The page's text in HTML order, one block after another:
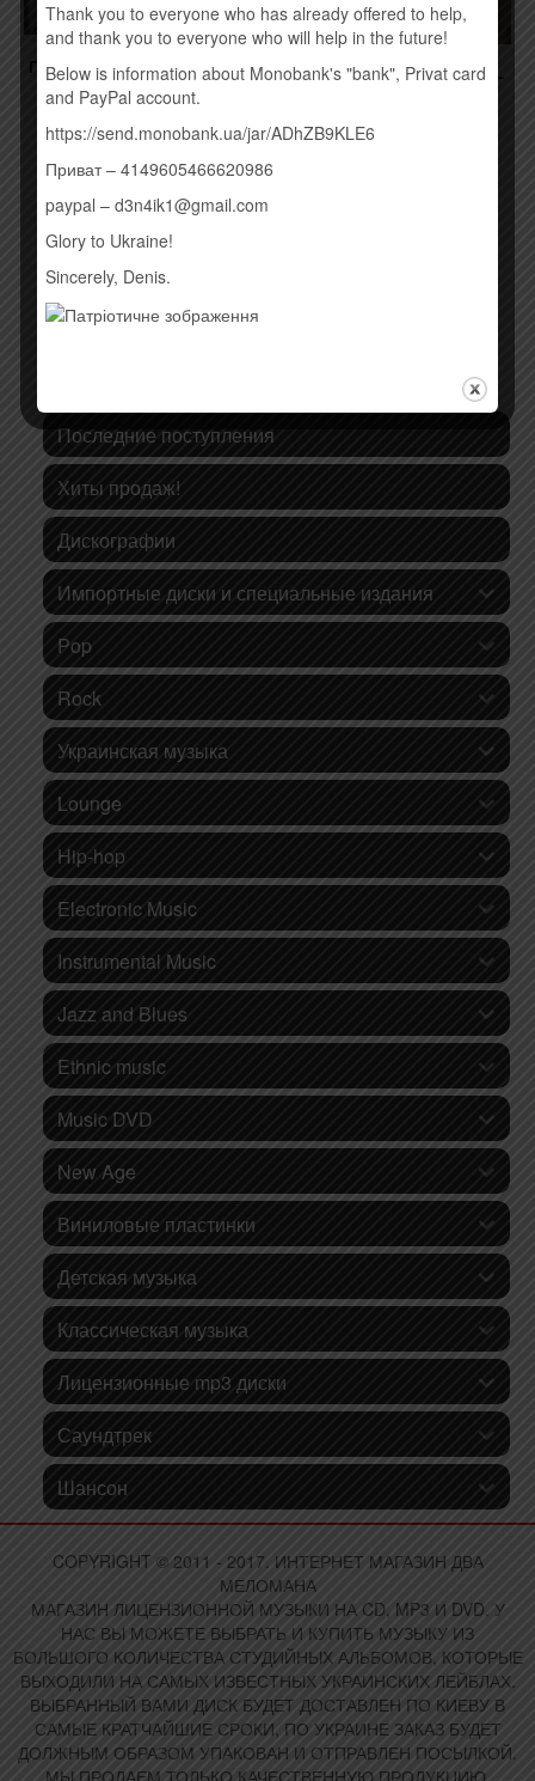
ГУЛЯЙ ГОРОД – GG (2016)
190,00грн.
КОНТРАБАНДА.COM.UA –
260,00
Последние поступления
Хиты продаж!
Дискографии
Импортные диски и специальные издания
Pop
Rock
Украинская музыка
Lounge
Hip-hop
Electronic Music
Instrumental Music
Jazz and Blues
Ethnic music
Music DVD
New Age
Виниловые пластинки
Детская музыка
Классическая музыка
Лицензионные mp3 диски
Саундтрек
Шансон
COPYRIGHT © 2011 - 2017. ИНТЕРНЕТ МАГАЗИН ДВА
МЕЛОМАНА
МАГАЗИН ЛИЦЕНЗИОННОЙ МУЗЫКИ НА CD, MP3 И DVD. У
НАС ВЫ МОЖЕТЕ ВЫБРАТЬ И КУПИТЬ МУЗЫКУ ИЗ
БОЛЬШОГО КОЛИЧЕСТВА СТУДИЙНЫХ АЛЬБОМОВ, КОТОРЫЕ
ВЫХОДИЛИ НА САМЫХ ИЗВЕСТНЫХ УКРАИНСКИХ ЛЕЙБЛАХ.
ВЫБРАННЫЙ ВАМИ ДИСК БУДЕТ ДОСТАВЛЕН ПО КИЕВУ В
САМЫЕ КРАТЧАЙШИЕ СРОКИ, ПО УКРАИНЕ ЗАКАЗ БУДЕТ
ДОЛЖНЫМ ОБРАЗОМ УПАКОВАН И ОТПРАВЛЕН ПОСЫЛКОЙ.
Thank you to everyone who has already offered to help,
and thank you to everyone who will help in the future!
Below is information about Monobank's "bank", Privat card
and PayPal account.
https://send.monobank.ua/jar/ADhZB9KLE6
Приват – 4149605466620986
paypal – d3n4ik1@gmail.com
Glory to Ukraine!
Sincerely, Denis.